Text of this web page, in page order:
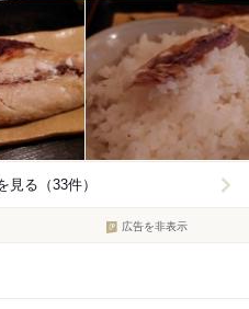
見る（33件）
広告を非表示